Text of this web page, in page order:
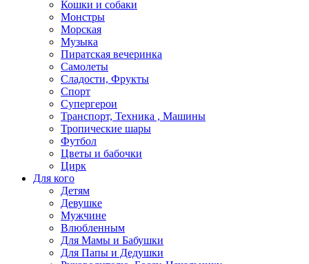
Кошки и собаки
Монстры
Морская
Музыка
Пиратская вечеринка
Самолеты
Сладости, Фрукты
Спорт
Супергерои
Транспорт, Техника , Машины
Тропические шары
Футбол
Цветы и бабочки
Цирк
Для кого
Детям
Девушке
Мужчине
Влюбленным
Для Мамы и Бабушки
Для Папы и Дедушки